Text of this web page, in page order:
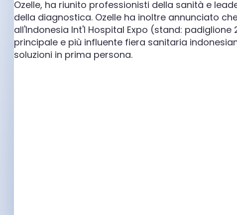
Ozelle, ha riunito professionisti della sanità e
della diagnostica. Ozelle ha inoltre annunciato
all'Indonesia Int'l Hospital Expo (stand:
principale e più influente fiera sanitaria
soluzioni in prima persona.